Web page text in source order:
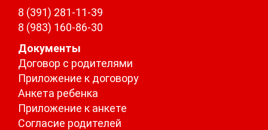
8 (391) 281-11-39
8 (983) 160-86-30
Документы
Договор с родителями
Приложение к договору
Анкета ребенка
Приложение к анкете
Согласие родителей